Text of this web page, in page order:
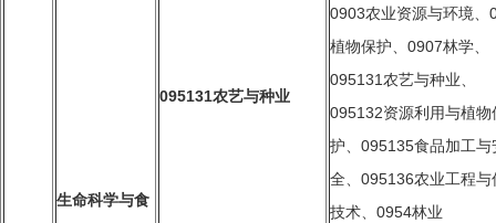
生命科学与食
095131农艺与种业
0903农业资源与环境
植物保护 、0907林学、
095131农艺与种业、
095132资源利用与植物
护、095135食品加工与
全、095136农业工程与
技术、0954林业